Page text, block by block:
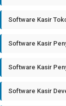
Software Kasir
Software Kasir
Software Kasir
Software Kasir